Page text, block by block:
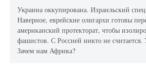
Украина оккупирована. Израильский
Наверное, еврейские олигархи готовы
американский протекторат, чтобы
фашистов. С Россией никто не
Зачем нам Африка?